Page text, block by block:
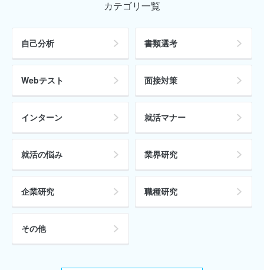
カテゴリ一覧
自己分析 書類選考
Webテスト 面接対策
インターン 就活マナー
就活の悩み 業界研究
企業研究 職種研究
その他